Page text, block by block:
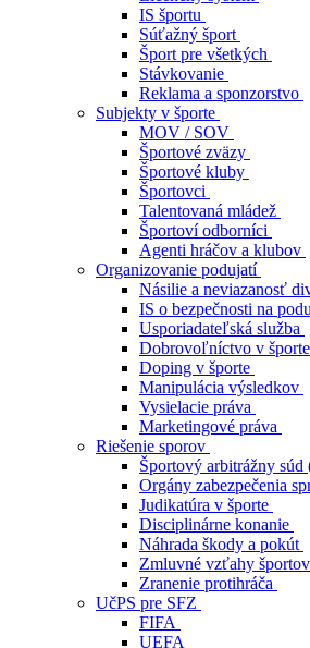
IS športu
Súťažný šport
Šport pre všetkých
Stávkovanie
Reklama a sponzorstvo
Subjekty v športe
MOV / SOV
Športové zväzy
Športové kluby
Športovci
Talentovaná mládež
Športoví odborníci
Agenti hráčov a klubov
Organizovanie podujatí
Násilie a neviazanosť
IS o bezpečnosti na
Usporiadateľská služba
Dobrovoľníctvo v športe
Doping v športe
Manipulácia výsledkov
Vysielacie práva
Marketingové práva
Riešenie sporov
Športový arbitrážny súd
Orgány zabezpečenia
Judikatúra v športe
Disciplinárne konanie
Náhrada škody a pokút
Zmluvné vzťahy
Zranenie protihráča
UčPS pre SFZ
FIFA
UEFA